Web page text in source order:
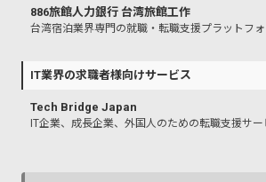
886旅館人力銀行 台湾旅館工作
台湾宿泊業界専門の就職・転職支援プラットフ
IT業界の求職者様向けサービス
Tech Bridge Japan
IT企業、成長企業、外国人のための転職支援サー